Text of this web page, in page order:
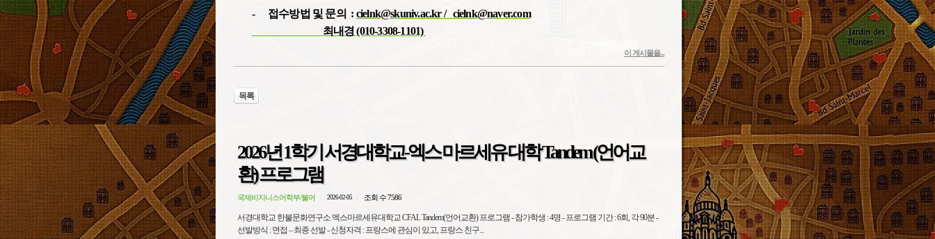
- 접수방법 및 문의 : cielnk@skuniv.ac.kr / cielnk@naver.com
최내경(010-3308-1101)
이 게시물을...
목록
2026년 1학기 서경대학교-엑스 마르세유 대학 Tandem (언어교
환) 프로그램
국제비지니스어학부/불어 2026-02-05 조회 수 7586
서경대학교 한불문화연구소 엑스마르세유대학교 CFAL Tandem(언어교환) 프로그램 - 참가학생 : 4명 - 프로그램 기간 : 6회, 각 90분 -
선발방식 : 면접 – 최종 선발 - 신청자격 : 프랑스에 관심이 있고, 프랑스 친구...